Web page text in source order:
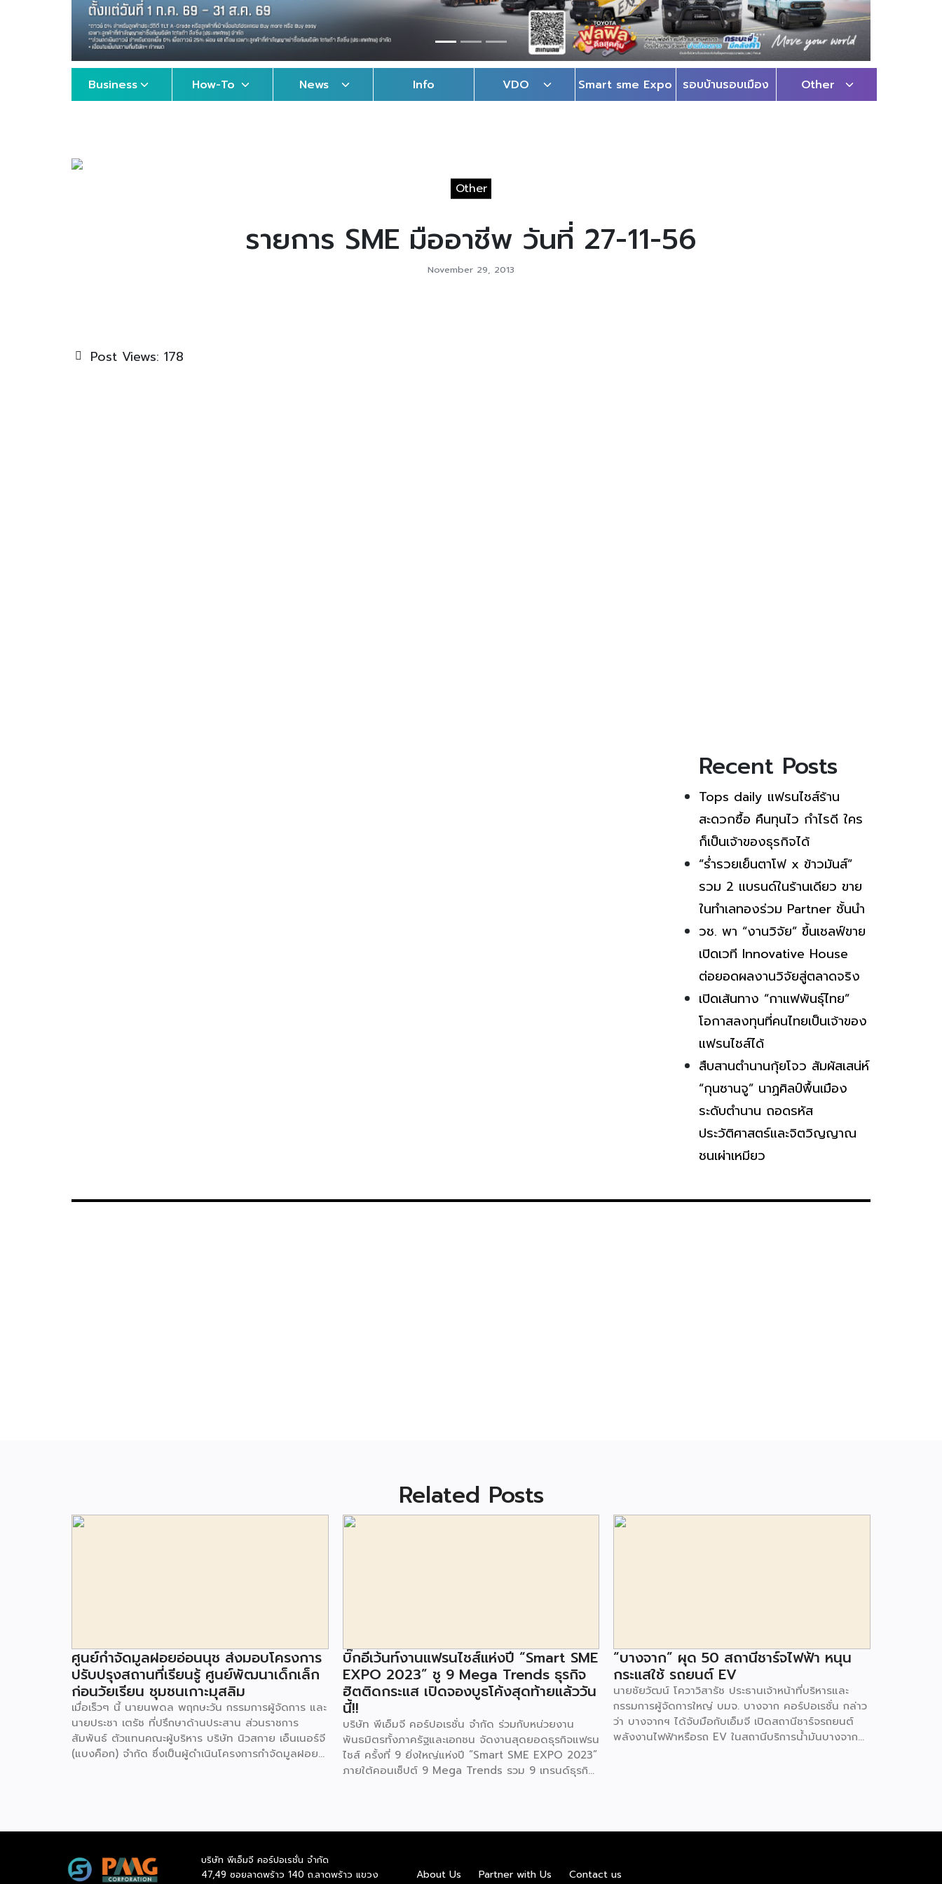
Business How-To News Info VDO Smart sme Expo รอบบ้านรอบเมือง Other
Other
รายการ SME มืออาชีพ วันที่ 27-11-56
November 29, 2013
Post Views: 178
Recent Posts
Tops daily แฟรนไชส์ร้าน
สะดวกซื้อ คืนทุนไว กำไรดี ใคร
ก็เป็นเจ้าของธุรกิจได้
“ร่ำรวยเย็นตาโฟ x ข้าวมันส์”
รวม 2 แบรนด์ในร้านเดียว ขาย
ในทำเลทองร่วม Partner ชั้นนำ
วช. พา “งานวิจัย” ขึ้นเชลฟ์ขาย
เปิดเวที Innovative House
ต่อยอดผลงานวิจัยสู่ตลาดจริง
เปิดเส้นทาง “กาแฟพันธุ์ไทย”
โอกาสลงทุนที่คนไทยเป็นเจ้าของ
แฟรนไชส์ได้
สืบสานตำนานกุ้ยโจว สัมผัสเสน่ห์
“กุนซานจู” นาฏศิลป์พื้นเมือง
ระดับตำนาน ถอดรหัส
ประวัติศาสตร์และจิตวิญญาณ
ชนเผ่าเหมียว
Related Posts
ศูนย์กำจัดมูลฝอยอ่อนนุช ส่งมอบโครงการ
ปรับปรุงสถานที่เรียนรู้ ศูนย์พัฒนาเด็กเล็ก
ก่อนวัยเรียน ชุมชนเกาะมุสลิม
เมื่อเร็วๆ นี้ นายนพดล พฤกษะวัน กรรมการผู้จัดการ และ
นายประชา เตรัช ที่ปรึกษาด้านประสาน ส่วนราชการ
สัมพันธ์ ตัวแทนคณะผู้บริหาร บริษัท นิวสกาย เอ็นเนอร์จี
(แบงค็อก) จํากัด ซึ่งเป็นผู้ดำเนินโครงการกำจัดมูลฝอย
ประเวศ เขตประเวศ กรุงเทพมหานคร ทั้งนี้โครงการ
ชุมชนเกาะมุสลิม ตั้งอยู่ในซอยอ่อนนุช 86 ดำเนินการขึ้น
เพื่อเพิ่มพื้นที่การเรียนรู้เพิ่มเติมนอกห้องเรียน และใช้เป็น
บิ๊กอีเว้นท์งานแฟรนไชส์แห่งปี “Smart SME
EXPO 2023” ชู 9 Mega Trends ธุรกิจ
ฮิตติดกระแส เปิดจองบูธโค้งสุดท้ายแล้ววัน
นี้!!
บริษัท พีเอ็มจี คอร์ปอเรชั่น จำกัด ร่วมกับหน่วยงาน
พันธมิตรทั้งภาครัฐและเอกชน จัดงานสุดยอดธุรกิจแฟรน
ไชส์ ครั้งที่ 9 ยิ่งใหญ่แห่งปี “Smart SME EXPO 2023”
ภายใต้คอนเซ็ปต์ 9 Mega Trends รวม 9 เทรนด์ธุรกิจ
Health & Wellness Trends, E-Commerce
ระดับร่วม 250 บูธ ในงบลงทุนเริ่มต้นหลักพัน หลักหมื่น
“บางจาก” ผุด 50 สถานีชาร์จไฟฟ้า หนุน
กระแสใช้ รถยนต์ EV
นายชัยวัฒน์ โควาวิสารัช ประธานเจ้าหน้าที่บริหารและ
กรรมการผู้จัดการใหญ่ บมจ. บางจาก คอร์ปอเรชั่น กล่าว
ว่า บางจากฯ ได้จับมือกับเอ็มจี เปิดสถานีชาร์จรถยนต์
พลังงานไฟฟ้าหรือรถ EV ในสถานีบริการน้ำมันบางจาก
จะทำให้สถานีบริการน้ำมันบางจากมีสถานีชาร์จรถ EV ทั้ง
พลังงานไฟฟ้า เพื่อรองรับการเติบโตของตลาดรถยนต์
บริษัท พีเอ็มจี คอร์ปอเรชั่น จำกัด
47,49 ซอยลาดพร้าว 140 ถ.ลาดพร้าว แขวง
About Us Partner with Us Contact us